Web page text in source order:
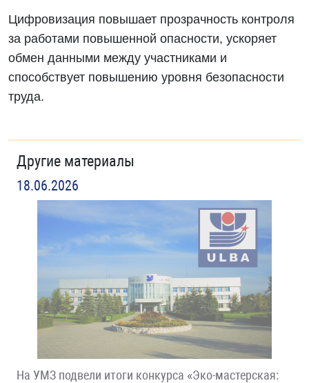
Цифровизация повышает прозрачность контроля
за работами повышенной опасности, ускоряет
обмен данными между участниками и
способствует повышению уровня безопасности
труда.
Другие материалы
18.06.2026
На УМЗ подвели итоги конкурса «Эко-мастерская: